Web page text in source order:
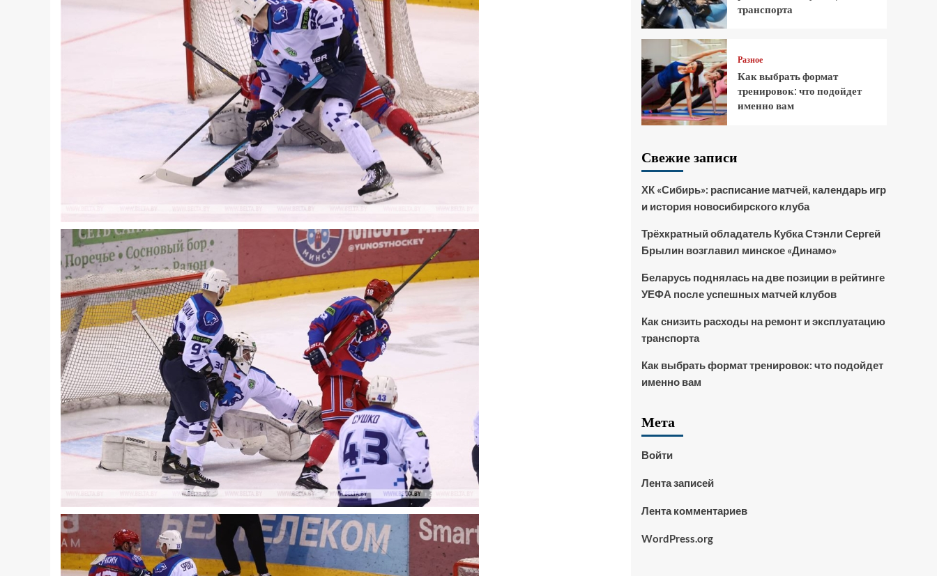
транспорта
Разное
Как выбрать формат
тренировок: что подойдет
именно вам
Свежие записи
ХК «Сибирь»: расписание матчей, календарь игр
и история новосибирского клуба
Трёхкратный обладатель Кубка Стэнли Сергей
Брылин возглавил минское «Динамо»
Беларусь поднялась на две позиции в рейтинге
УЕФА после успешных матчей клубов
Как снизить расходы на ремонт и эксплуатацию
транспорта
Как выбрать формат тренировок: что подойдет
именно вам
Мета
Войти
Лента записей
Лента комментариев
WordPress.org